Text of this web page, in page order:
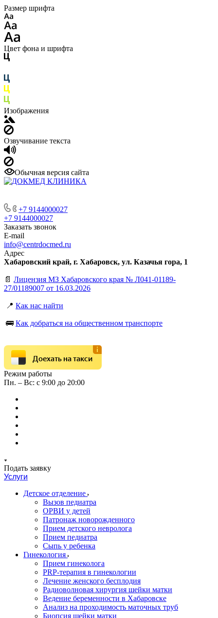
Размер шрифта
Цвет фона и шрифта
Изображения
Озвучивание текста
Обычная версия сайта
+7 9144000027
+7 9144000027
Заказать звонок
E-mail
info@centrdocmed.ru
Адрес
Хабаровский край, г. Хабаровск, ул. Казачья гора, 1
📄 Лицензия МЗ Хабаровского края № Л041-01189-
27/01189007 от 16.03.2026
📍 Как нас найти
🚌 Как добраться на общественном транспорте
Доехать на такси
Режим работы
Пн. – Вс: с 9:00 до 20:00
Подать заявку
Услуги
Детское отделение
Вызов педиатра
ОРВИ у детей
Патронаж новорожденного
Прием детского невролога
Прием педиатра
Сыпь у ребенка
Гинекология
Прием гинеколога
PRP-терапия в гинекологии
Лечение женского бесплодия
Радиоволновая хирургия шейки матки
Ведение беременности в Хабаровске
Анализ на проходимость маточных труб
Биопсия шейки матки